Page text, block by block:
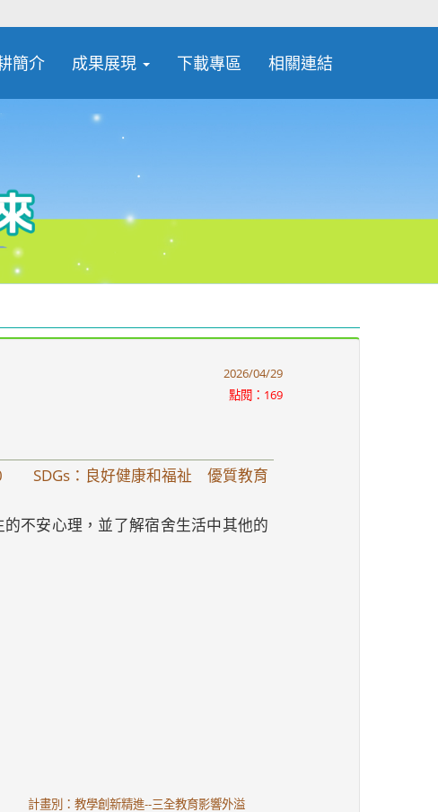
簡介 成果展現 下載專區 相關連結
2026/04/29
點閱：169
SDGs：良好健康和福祉 優質教育
不安心理，並了解宿舍生活中其他的
計畫別：教學創新精進--三全教育影響外溢